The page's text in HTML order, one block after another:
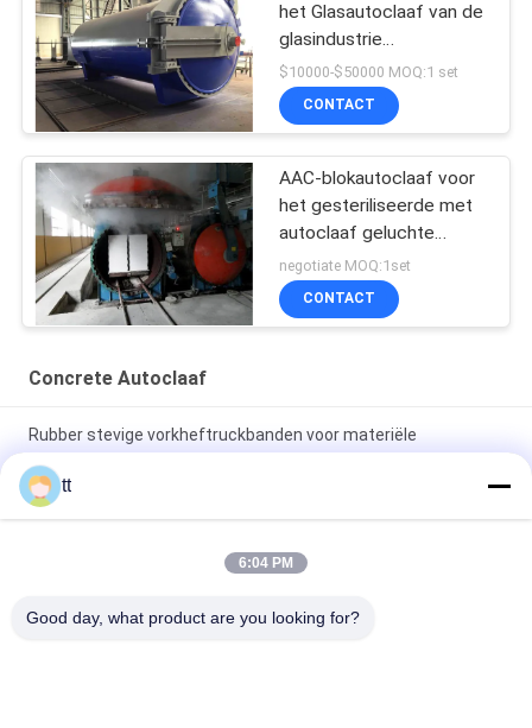
het Glasautoclaaf van de
glasindustrie
Concreet/steriliseert
met autoclaaf Machine
Φ2.5m
$10000-$50000 MOQ:1 set
CONTACT
AAC-blokautoclaaf voor
het gesteriliseerde met
autoclaaf geluchte
concrete blok die
installatie maken
negotiate MOQ:1set
CONTACT
Concrete Autoclaaf
Rubber stevige vorkheftruckbanden voor materiële
behandelingsvorkheftruck
Elektrische deurautoclaaf
De nieuwe Gesteriliseerde met autoclaaf Stijl luchtte
Productiemachine
tt
6:04 PM
Good day, what product are you looking for?